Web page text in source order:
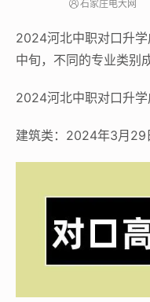
石家庄电大网
2024河北中职对口升
中旬，不同的专业类别
2024河北中职对口升
建筑类：2024年3月29